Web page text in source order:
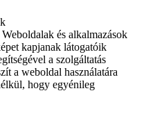
és alkalmazások
kapjanak látogatóik
a szolgáltatás
a weboldal használatára
hogy egyénileg